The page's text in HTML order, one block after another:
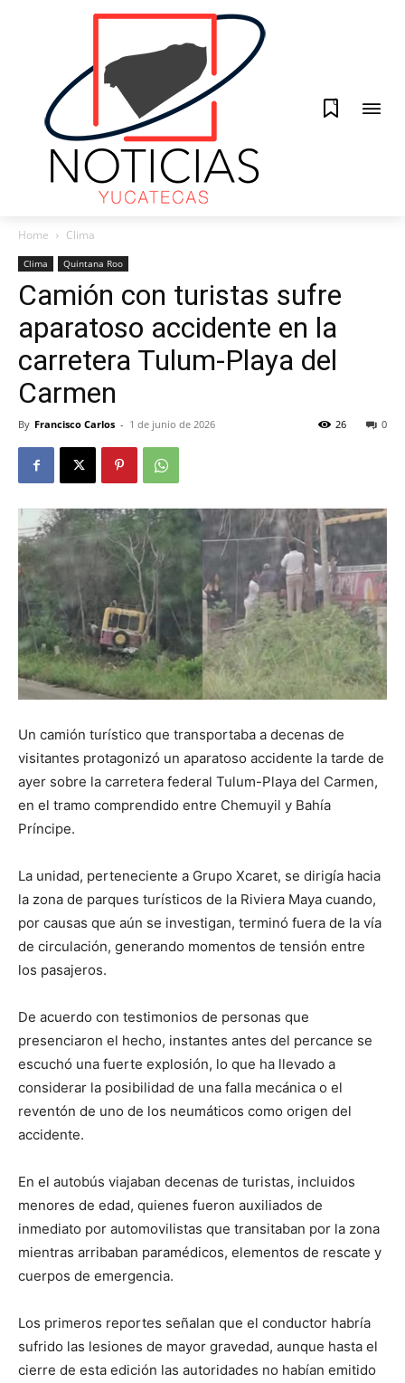
0
Home Clima
Clima Quintana Roo
Camión con turistas sufre
aparatoso accidente en la
carretera Tulum-Playa del
Carmen
By Francisco Carlos - 1 de junio de 2026 0
26
Un camión turístico que transportaba a decenas de
visitantes protagonizó un aparatoso accidente la tarde de
ayer sobre la carretera federal Tulum-Playa del Carmen,
en el tramo comprendido entre Chemuyil y Bahía
Príncipe.
La unidad, perteneciente a Grupo Xcaret, se dirigía hacia
la zona de parques turísticos de la Riviera Maya cuando,
por causas que aún se investigan, terminó fuera de la vía
de circulación, generando momentos de tensión entre
los pasajeros.
De acuerdo con testimonios de personas que
presenciaron el hecho, instantes antes del percance se
escuchó una fuerte explosión, lo que ha llevado a
considerar la posibilidad de una falla mecánica o el
reventón de uno de los neumáticos como origen del
accidente.
En el autobús viajaban decenas de turistas, incluidos
menores de edad, quienes fueron auxiliados de
inmediato por automovilistas que transitaban por la zona
mientras arribaban paramédicos, elementos de rescate y
cuerpos de emergencia.
Los primeros reportes señalan que el conductor habría
sufrido las lesiones de mayor gravedad, aunque hasta el
cierre de esta edición las autoridades no habían emitido